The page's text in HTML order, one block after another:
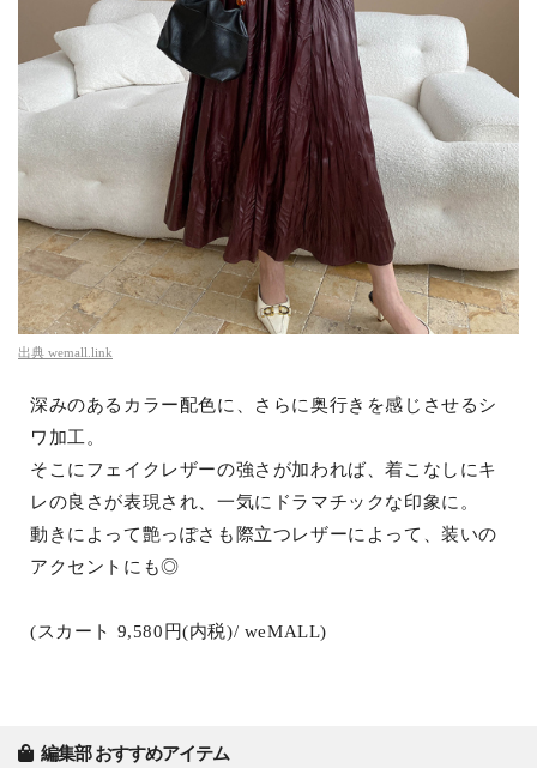
出典 wemall.link
深みのあるカラー配色に、さらに奥行きを感じさせるシ
ワ加工。
そこにフェイクレザーの強さが加われば、着こなしにキ
レの良さが表現され、一気にドラマチックな印象に。
動きによって艶っぽさも際立つレザーによって、装いの
アクセントにも◎
(スカート 9,580円(内税)/ weMALL)
編集部 おすすめアイテム